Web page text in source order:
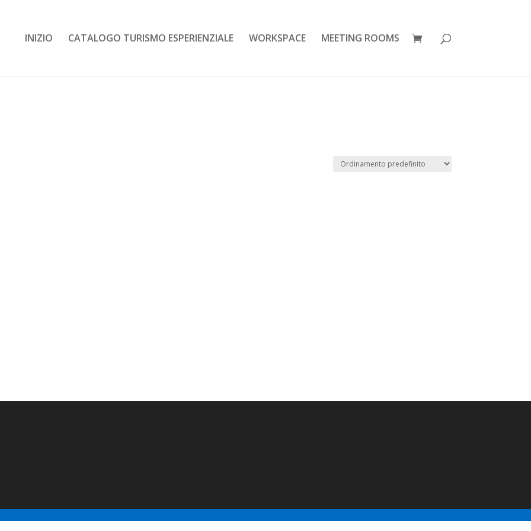
INIZIO CATALOGO TURISMO ESPERIENZIALE WORKSPACE MEETING ROOMS